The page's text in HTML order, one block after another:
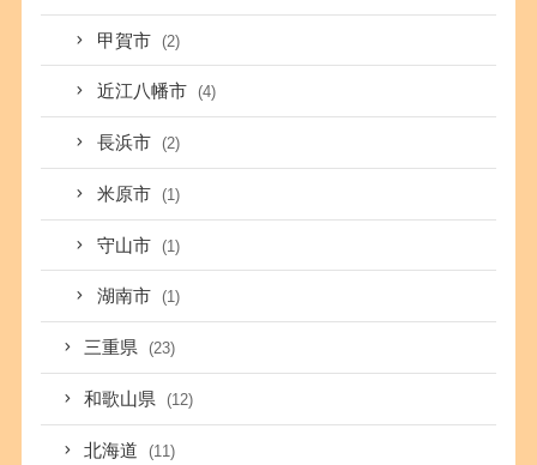
甲賀市 (2)
近江八幡市 (4)
長浜市 (2)
米原市 (1)
守山市 (1)
湖南市 (1)
三重県 (23)
和歌山県 (12)
北海道 (11)